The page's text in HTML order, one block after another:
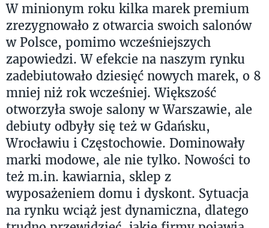
W minionym roku kilka marek premium
zrezygnowało z otwarcia swoich salonów
w Polsce, pomimo wcześniejszych
zapowiedzi. W efekcie na naszym rynku
zadebiutowało dziesięć nowych marek, o 8
mniej niż rok wcześniej. Większość
otworzyła swoje salony w Warszawie, ale
debiuty odbyły się też w Gdańsku,
Wrocławiu i Częstochowie. Dominowały
marki modowe, ale nie tylko. Nowości to
też m.in. kawiarnia, sklep z
wyposażeniem domu i dyskont. Sytuacja
na rynku wciąż jest dynamiczna, dlatego